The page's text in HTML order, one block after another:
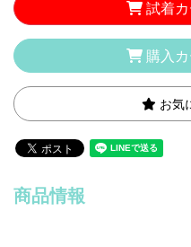
試着
購入
お気
商品情報